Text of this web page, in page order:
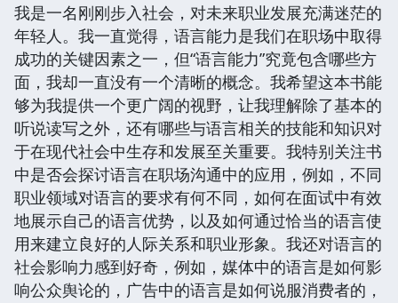
我是一名刚刚步入社会，对未来职业发展充满迷茫的
年轻人。我一直觉得，语言能力是我们在职场中取得
成功的关键因素之一，但“语言能力”究竟包含哪些方
面，我却一直没有一个清晰的概念。我希望这本书能
够为我提供一个更广阔的视野，让我理解除了基本的
听说读写之外，还有哪些与语言相关的技能和知识对
于在现代社会中生存和发展至关重要。我特别关注书
中是否会探讨语言在职场沟通中的应用，例如，不同
职业领域对语言的要求有何不同，如何在面试中有效
地展示自己的语言优势，以及如何通过恰当的语言使
用来建立良好的人际关系和职业形象。我还对语言的
社会影响力感到好奇，例如，媒体中的语言是如何影
响公众舆论的，广告中的语言是如何说服消费者的，